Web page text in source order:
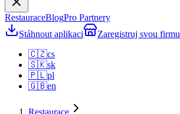
RestauraceBlogPro Partnery
Stáhnout aplikaci
Zaregistruj svou firmu
🇨🇿cs
🇸🇰sk
🇵🇱pl
🇬🇧en
Restaurace